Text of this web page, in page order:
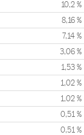
10,2 %
8,16 %
7,14 %
3,06 %
1,53 %
1,02 %
1,02 %
0,51 %
0,51 %